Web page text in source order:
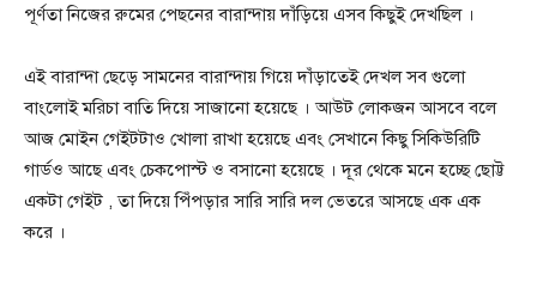
পূর্ণতা নিজের রুমের পেছনের বারান্দায় দাঁড়িয়ে এসব কিছুই দেখছিল ।
এই বারান্দা ছেড়ে সামনের বারান্দায় গিয়ে দাঁড়াতেই দেখল সব গুলো
বাংলোই মরিচা বাতি দিয়ে সাজানো হয়েছে । আউট লোকজন আসবে বলে
আজ মোইন গেইটটাও খোলা রাখা হয়েছে এবং সেখানে কিছু সিকিউরিটি
গার্ড‌ও আছে এবং চেকপোস্ট ও বসানো হয়েছে । দূর থেকে মনে হচ্ছে ছোট্ট
একটা গেইট , তা দিয়ে পিঁপড়ার সারি সারি দল ভেতরে আসছে এক এক
করে ।